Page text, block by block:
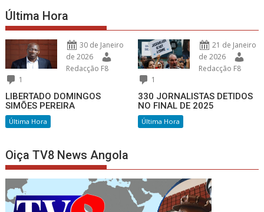
Última Hora
30 de Janeiro
de 2026
Redacção F8
1
LIBERTADO DOMINGOS
SIMÕES PEREIRA
Última Hora
21 de Janeiro
de 2026
Redacção F8
1
330 JORNALISTAS DETIDOS
NO FINAL DE 2025
Última Hora
Oiça TV8 News Angola